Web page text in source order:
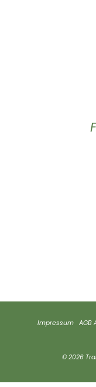
Impressum AGB
© 2026